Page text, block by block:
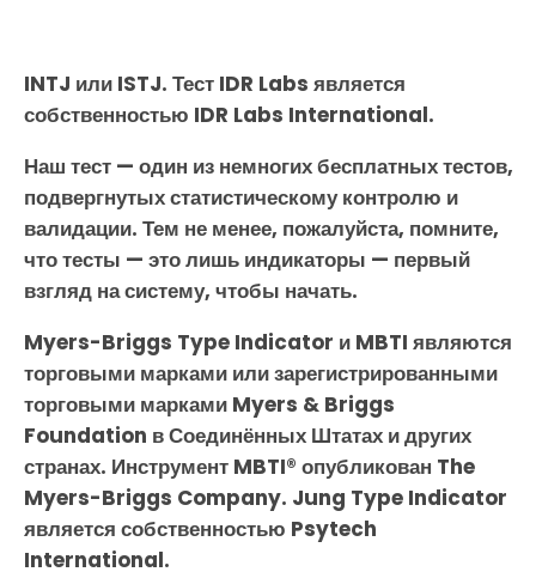
INTJ или ISTJ. Тест IDR Labs является
собственностью IDR Labs International.
Наш тест — один из немногих бесплатных тестов,
подвергнутых статистическому контролю и
валидации. Тем не менее, пожалуйста, помните,
что тесты — это лишь индикаторы — первый
взгляд на систему, чтобы начать.
Myers-Briggs Type Indicator и MBTI являются
торговыми марками или зарегистрированными
торговыми марками Myers & Briggs
Foundation в Соединённых Штатах и других
странах. Инструмент MBTI® опубликован The
Myers-Briggs Company. Jung Type Indicator
является собственностью Psytech
International.